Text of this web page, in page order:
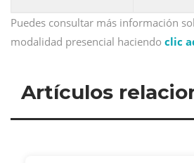
Puedes consultar más información
modalidad presencial haciendo clic
Artículos